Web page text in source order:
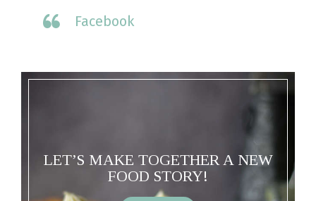
Facebook
LET’S MAKE TOGETHER A NEW
FOOD STORY!